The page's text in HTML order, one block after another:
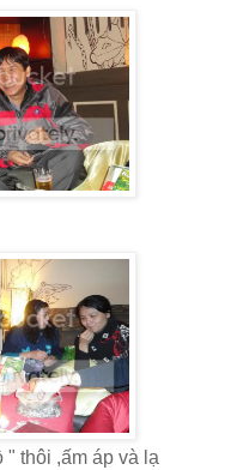
thôi ,ấm áp và lạ